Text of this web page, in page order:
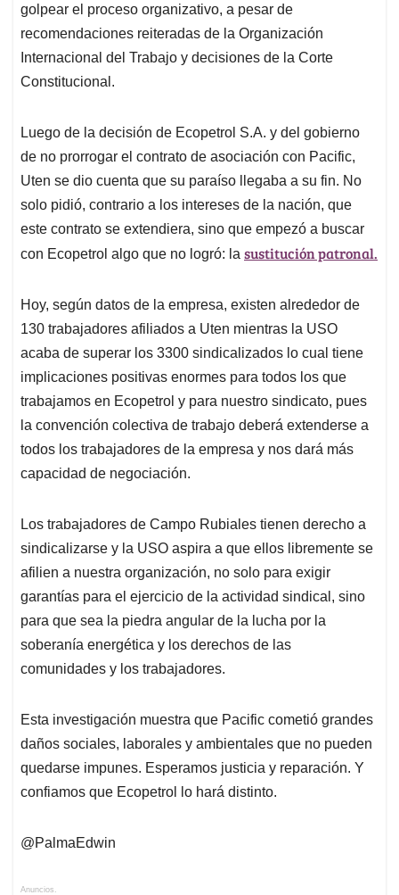
golpear el proceso organizativo, a pesar de
recomendaciones reiteradas de la Organización
Internacional del Trabajo y decisiones de la Corte
Constitucional.
Luego de la decisión de Ecopetrol S.A. y del gobierno
de no prorrogar el contrato de asociación con Pacific,
Uten se dio cuenta que su paraíso llegaba a su fin. No
solo pidió, contrario a los intereses de la nación, que
este contrato se extendiera, sino que empezó a buscar
con Ecopetrol algo que no logró: la sustitución patronal.
Hoy, según datos de la empresa, existen alrededor de
130 trabajadores afiliados a Uten mientras la USO
acaba de superar los 3300 sindicalizados lo cual tiene
implicaciones positivas enormes para todos los que
trabajamos en Ecopetrol y para nuestro sindicato, pues
la convención colectiva de trabajo deberá extenderse a
todos los trabajadores de la empresa y nos dará más
capacidad de negociación.
Los trabajadores de Campo Rubiales tienen derecho a
sindicalizarse y la USO aspira a que ellos libremente se
afilien a nuestra organización, no solo para exigir
garantías para el ejercicio de la actividad sindical, sino
para que sea la piedra angular de la lucha por la
soberanía energética y los derechos de las
comunidades y los trabajadores.
Esta investigación muestra que Pacific cometió grandes
daños sociales, laborales y ambientales que no pueden
quedarse impunes. Esperamos justicia y reparación. Y
confiamos que Ecopetrol lo hará distinto.
@PalmaEdwin
Anuncios.